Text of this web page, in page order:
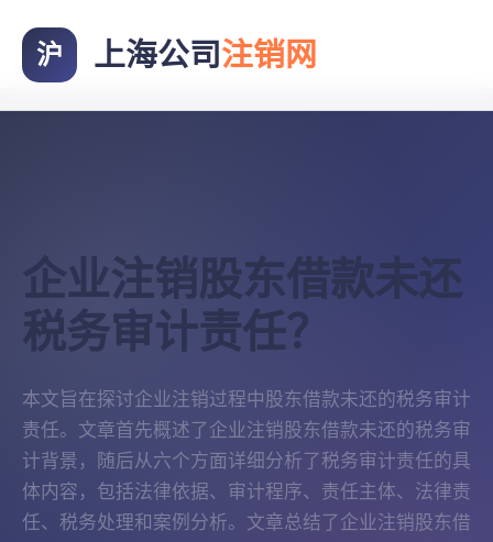
沪 上海公司注销网
企业注销股东借款未还
税务审计责任？
本文旨在探讨企业注销过程中股东借款未还的税务审计
责任。文章首先概述了企业注销股东借款未还的税务审
计背景，随后从六个方面详细分析了税务审计责任的具
体内容，包括法律依据、审计程序、责任主体、法律责
任、税务处理和案例分析。文章总结了企业注销股东借